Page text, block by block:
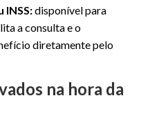
INSS:disponível para
a consulta e o
diretamente pelo
na hora da